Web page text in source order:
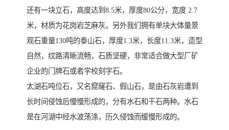
还有一块立石，高度达到8.5米，厚度80公分，宽度 2.7
米，材质为花岗岩芝麻灰。另外我们拥有单块大体量景
观石重量130吨的泰山石，厚度1.3米，长度11.3米，造型
自然，纹路清晰流畅，石质坚硬，非常适合做大型厂矿
企业的门牌石或者学校刻字石。
太湖石吨位石，又名窟窿石、假山石，是由石灰岩遭到
长时间侵蚀后慢慢形成的，分有水石和干石两种。水石
是在河湖中经水波荡涤，历久侵蚀而缓慢形成的。